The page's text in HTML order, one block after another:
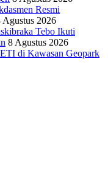
Resmi
Agustus 2026
Tebo Ikuti
8 Agustus 2026
di Kawasan Geopark